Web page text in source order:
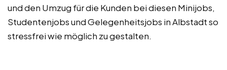
und den Umzug für die Kunden bei diesen Minijobs,
Studentenjobs und Gelegenheitsjobs in Albstadt so
stressfrei wie möglich zu gestalten.